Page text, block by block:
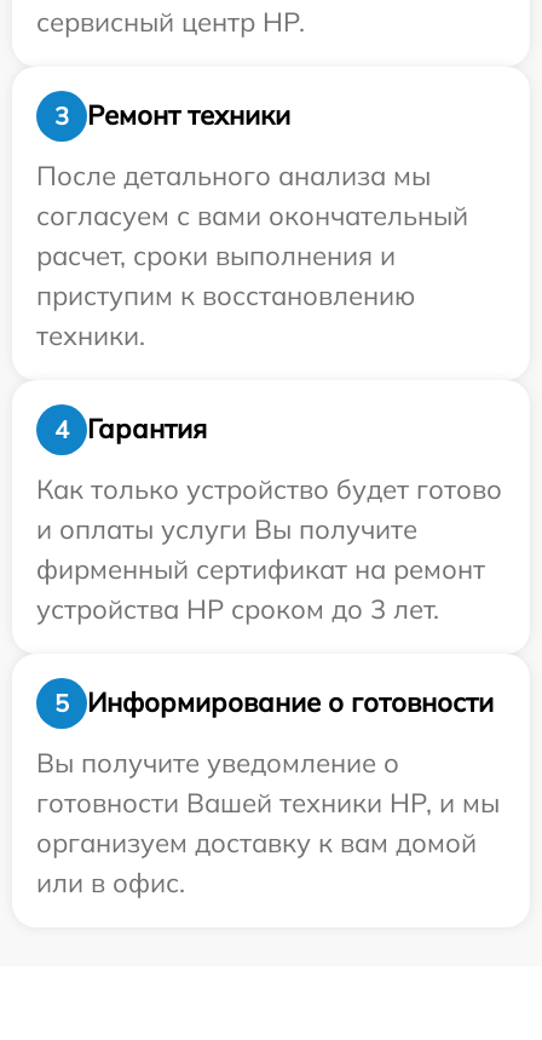
сервисный центр HP.
3
Ремонт техники
После детального анализа мы
согласуем с вами окончательный
расчет, сроки выполнения и
приступим к восстановлению
техники.
4
Гарантия
Как только устройство будет готово
и оплаты услуги Вы получите
фирменный сертификат на ремонт
устройства HP сроком до 3 лет.
5
Информирование о готовности
Вы получите уведомление о
готовности Вашей техники HP, и мы
организуем доставку к вам домой
или в офис.